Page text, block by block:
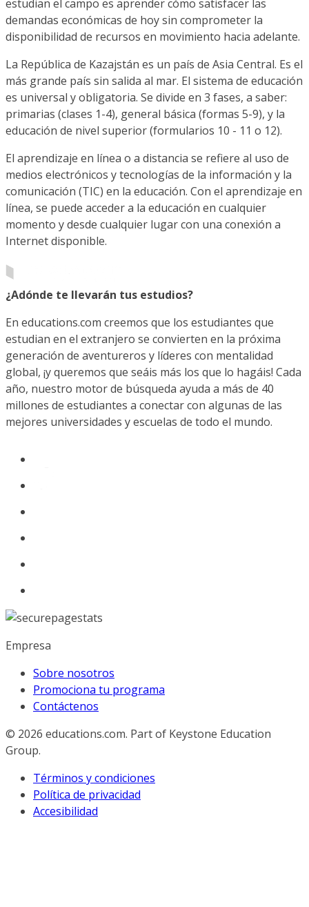
estudian el campo es aprender cómo satisfacer las
demandas económicas de hoy sin comprometer la
disponibilidad de recursos en movimiento hacia adelante.
La República de Kazajstán es un país de Asia Central. Es el
más grande país sin salida al mar. El sistema de educación
es universal y obligatoria. Se divide en 3 fases, a saber:
primarias (clases 1-4), general básica (formas 5-9), y la
educación de nivel superior (formularios 10 - 11 o 12).
El aprendizaje en línea o a distancia se refiere al uso de
medios electrónicos y tecnologías de la información y la
comunicación (TIC) en la educación. Con el aprendizaje en
línea, se puede acceder a la educación en cualquier
momento y desde cualquier lugar con una conexión a
Internet disponible.
¿Adónde te llevarán tus estudios?
En educations.com creemos que los estudiantes que
estudian en el extranjero se convierten en la próxima
generación de aventureros y líderes con mentalidad
global, ¡y queremos que seáis más los que lo hagáis! Cada
año, nuestro motor de búsqueda ayuda a más de 40
millones de estudiantes a conectar con algunas de las
mejores universidades y escuelas de todo el mundo.
Empresa
Sobre nosotros
Promociona tu programa
Contáctenos
© 2026 educations.com. Part of Keystone Education
Group.
Términos y condiciones
Política de privacidad
Accesibilidad